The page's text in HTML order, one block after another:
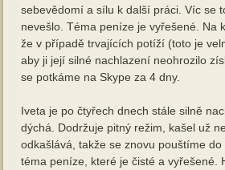
sebevědomí a sílu k další práci. Víc se
nevešlo. Téma peníze je vyřešené. Na
že v případě trvajících potíží (toto je
aby ji její silné nachlazení neohrozilo
se potkáme na Skype za 4 dny.
Iveta je po čtyřech dnech stále silně
dýchá. Dodržuje pitný režim, kašel už
odkašlává, takže se znovu pouštíme
téma peníze, které je čisté a vyřešené.